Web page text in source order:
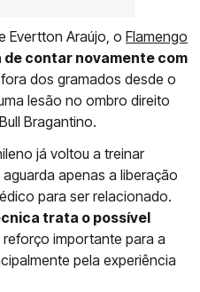
Evertton Araújo, o Flamengo
contar novamente com
dos gramados desde o
lesão no ombro direito
Bragantino.
já voltou a treinar
apenas a liberação
para ser relacionado.
trata o possível
importante para a
pela experiência